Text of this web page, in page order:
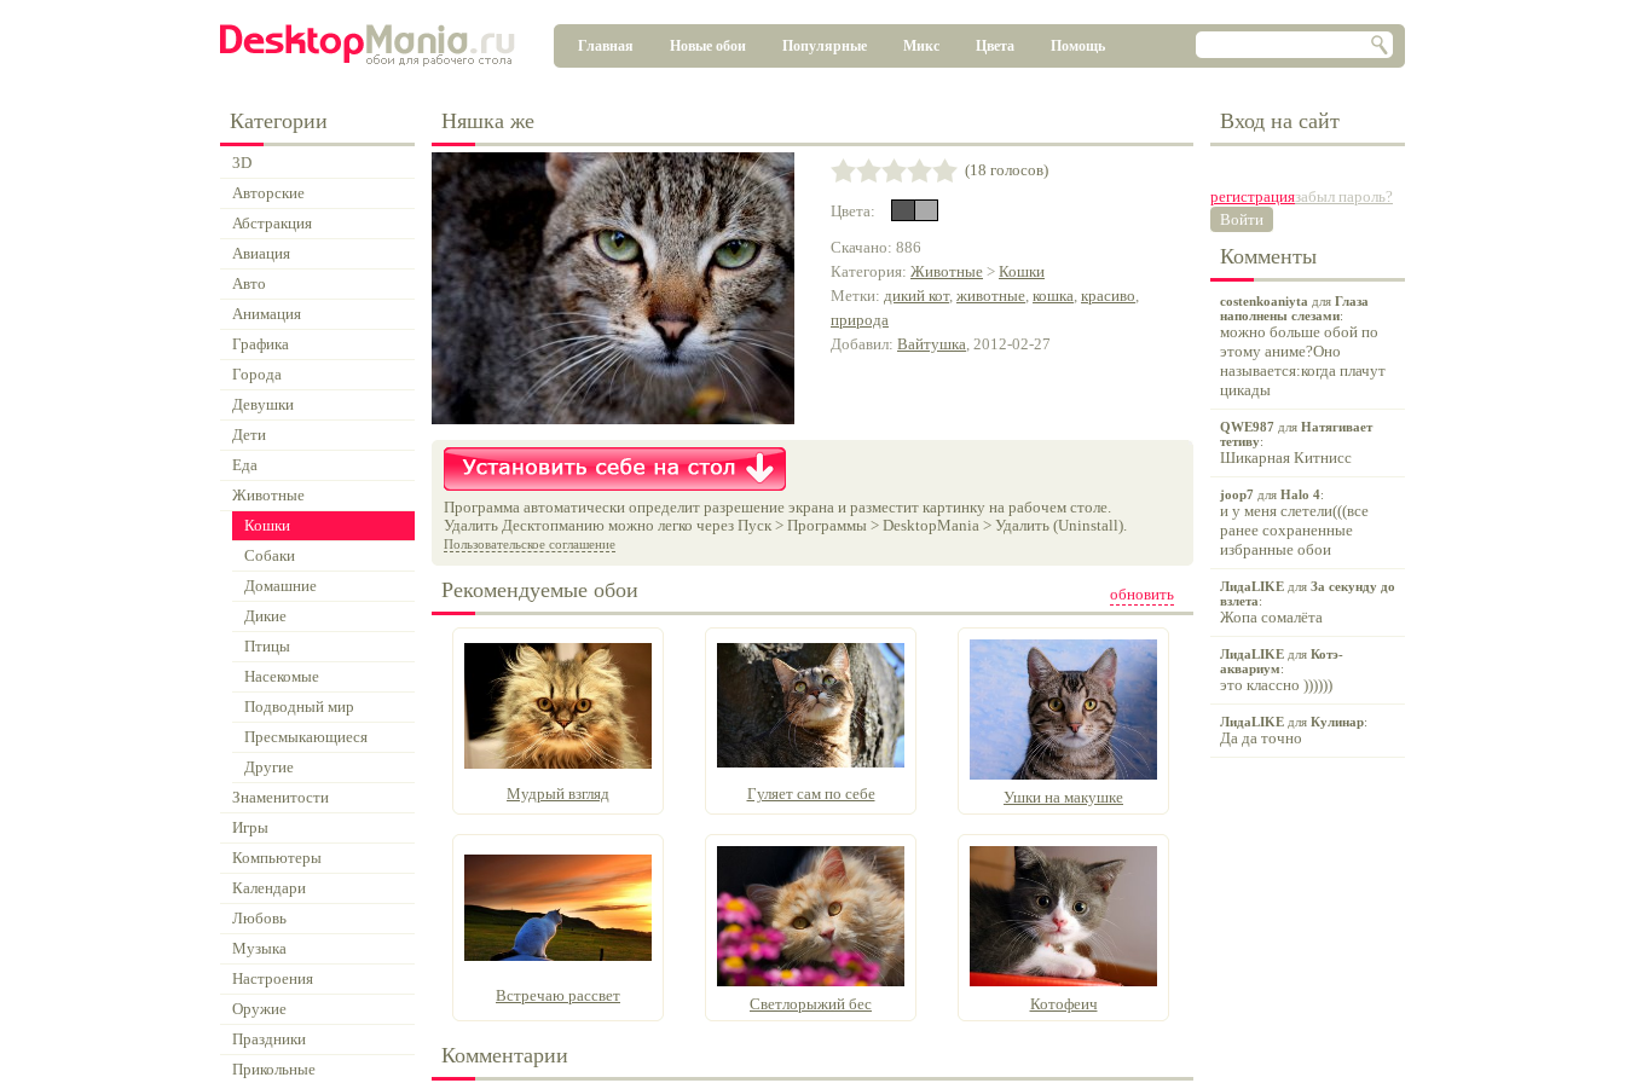
Главная Новые обои Популярные Микс Цвета Помощь
Категории
3D
Авторские
Абстракция
Авиация
Авто
Анимация
Графика
Города
Девушки
Дети
Еда
Животные
Кошки
Собаки
Домашние
Дикие
Птицы
Насекомые
Подводный мир
Пресмыкающиеся
Другие
Знаменитости
Игры
Компьютеры
Календари
Любовь
Музыка
Настроения
Оружие
Праздники
Прикольные
Няшка же
(18 голосов)
Цвета:
Скачано: 886
Категория: Животные > Кошки
Метки: дикий кот, животные, кошка, красиво,
природа
Добавил: Вайтушка, 2012-02-27
Программа автоматически определит разрешение экрана и разместит картинку на рабочем столе.
Удалить Десктопманию можно легко через Пуск > Программы > DesktopMania > Удалить (Uninstall).
Пользовательское соглашение
обновить
Рекомендуемые обои
Мудрый взгляд Гуляет сам по себе Ушки на макушке
Встречаю рассвет Светлорыжий бес Котофеич
Комментарии
Вход на сайт
регистрациязабыл пароль?
Войти
Комменты
costenkoaniyta для Глаза
наполнены слезами:
можно больше обой по
этому аниме?Оно
называется:когда плачут
цикады
QWE987 для Натягивает
тетиву:
Шикарная Китнисс
joop7 для Halo 4:
и у меня слетели(((все
ранее сохраненные
избранные обои
ЛидаLIKE для За секунду до
взлета:
Жопа сомалёта
ЛидаLIKE для Котэ-
аквариум:
это классно ))))))
ЛидаLIKE для Кулинар:
Да да точно